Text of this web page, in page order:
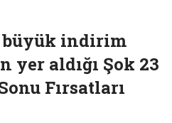
indirim
yer aldığı Şok 23
Fırsatları